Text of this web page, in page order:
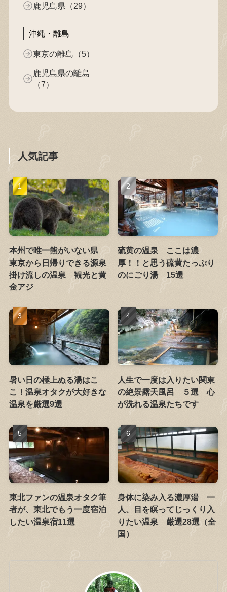
鹿児島県（29）
沖縄・離島
東京の離島（5）
鹿児島県の離島
（7）
人気記事
本州で唯一熊がいない県
東京から日帰りできる源泉
掛け流しの温泉 観光と黄
金アジ
硫黄の温泉 ここは濃
厚！！と思う硫黄たっぷり
のにごり湯 15選
暑い日の極上ぬる湯はこ
こ！温泉オタクが大好きな
温泉を厳選9選
人生で一度は入りたい関東
の絶景露天風呂 ５選 心
が洗れる温泉たちです
東北ファンの温泉オタク筆
者が、東北でもう一度宿泊
したい温泉宿11選
身体に染み入る濃厚湯 一
人、目を瞑ってじっくり入
りたい温泉 厳選28選（全
国）